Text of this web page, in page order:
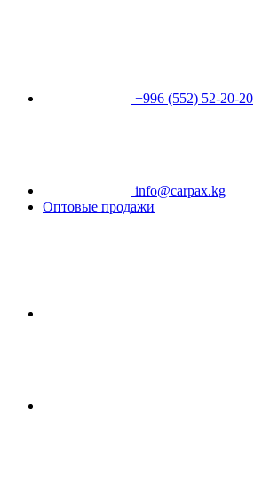
+996 (552) 52-20-20
info@carpax.kg
Оптовые продажи